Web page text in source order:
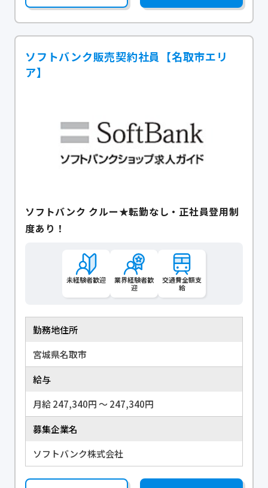
ソフトバンク販売契約社員【名取市エリ
ア】
ソフトバンク クルー★転勤なし・正社員登用制
度あり！
未経験者歓迎
業界経験者歓
迎
交通費全額支
給
勤務地住所
宮城県名取市
給与
月給 247,340円 〜 247,340円
募集企業名
ソフトバンク株式会社